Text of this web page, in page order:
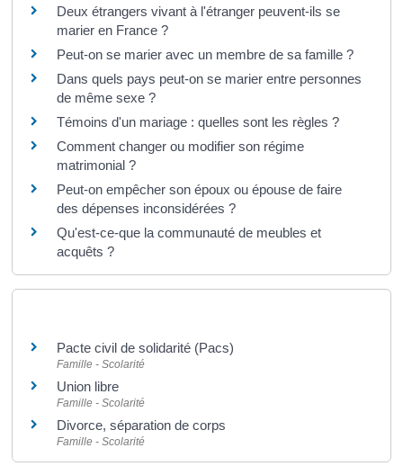
Deux étrangers vivant à l'étranger peuvent-ils se
marier en France ?
Peut-on se marier avec un membre de sa famille ?
Dans quels pays peut-on se marier entre personnes
de même sexe ?
Témoins d'un mariage : quelles sont les règles ?
Comment changer ou modifier son régime
matrimonial ?
Peut-on empêcher son époux ou épouse de faire
des dépenses inconsidérées ?
Qu'est-ce-que la communauté de meubles et
acquêts ?
Pacte civil de solidarité (Pacs)
Famille - Scolarité
Union libre
Famille - Scolarité
Divorce, séparation de corps
Famille - Scolarité